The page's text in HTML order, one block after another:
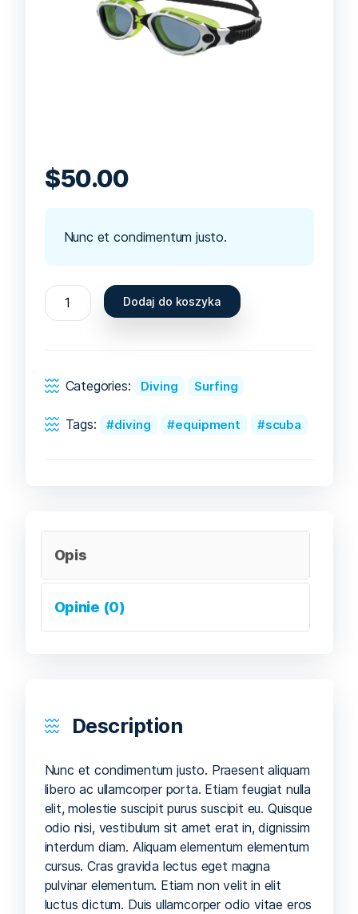
$50.00
Nunc et condimentum justo.
Dodaj do koszyka
Categories: Diving Surfing
Tags: diving equipment scuba
Opis
Opinie (0)
Description
Nunc et condimentum justo. Praesent aliquam
libero ac ullamcorper porta. Etiam feugiat nulla
elit, molestie suscipit purus suscipit eu. Quisque
odio nisi, vestibulum sit amet erat in, dignissim
interdum diam. Aliquam elementum elementum
cursus. Cras gravida lectus eget magna
pulvinar elementum. Etiam non velit in elit
luctus dictum. Duis ullamcorper odio vitae eros